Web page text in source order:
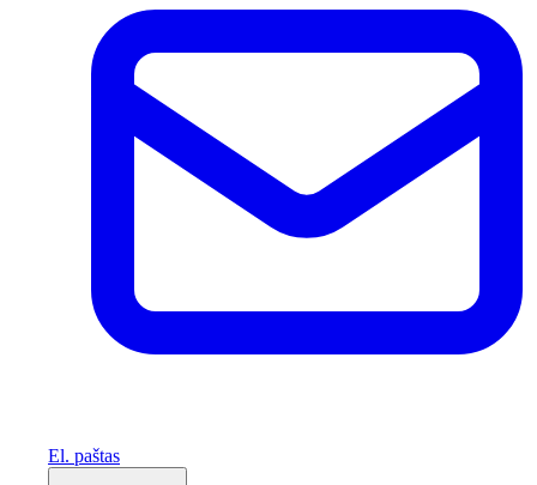
El. paštas